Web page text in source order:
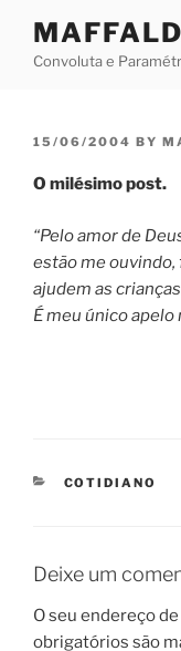
contentConvoluta e
POSTED
15/06/2004 BY
O milésimo post.
“Pelo amor de
estão me ouvindo,
ajudem as
É meu único
CATEGORIES
COTIDIANO
Deixe um
O seu endereço
obrigatórios são